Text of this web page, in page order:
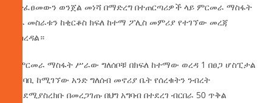
የተፈፀመውን ወንጀል መነሻ በማድረግ በተጠርጣሪዎች ላይ ምርመራ ማስፋት
ስራ መስራቱን ከቂርቆስ ክፍለ ከተማ ፖሊስ መምሪያ የተገኘው መረጃ
ያስረዳል።
በምርመራ ማስፋት ሥራው ግለሰቦቹ በክፍለ ከተማው ወረዳ 1 በፀጋ ሆስፒታል
አካባቢ ከሚገኘው አንድ ግለሰብ መኖሪያ ቤት የሰረቁትን ንብረት
እንደሚያስረክቡ በመረጋገጡ በህግ አግባብ በተደረገ ብርበራ 50 ጥቅል